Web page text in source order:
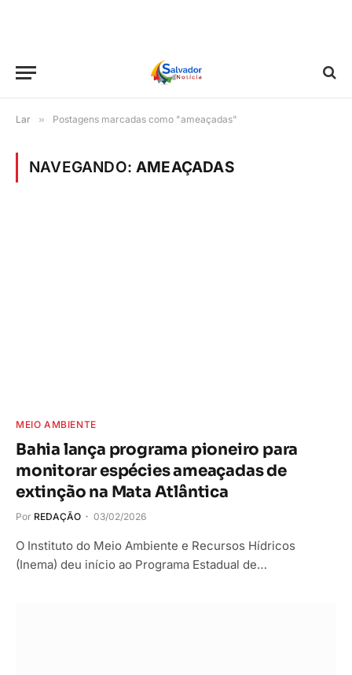
Lar » Postagens marcadas como "ameaçadas"
NAVEGANDO:AMEAÇADAS
MEIO AMBIENTE
Bahia lança programa pioneiro para
monitorar espécies ameaçadas de
extinção na Mata Atlântica
Por REDAÇÃO 03/02/2026
O Instituto do Meio Ambiente e Recursos Hídricos
(Inema) deu início ao Programa Estadual de…